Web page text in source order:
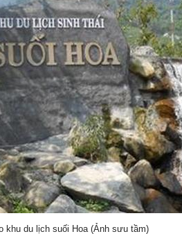
khu du lịch suối Hoa (Ảnh sưu tầm)